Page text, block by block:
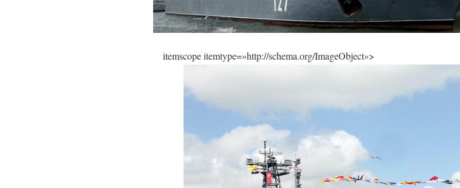
itemscope itemtype=»http://schema.org/ImageObject»>